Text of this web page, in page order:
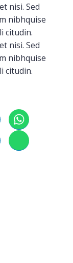
nisi. Sed
nibhquise
citudin.
nisi. Sed
nibhquise
citudin.